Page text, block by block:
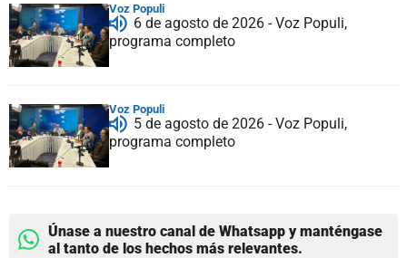
Voz Populi
6 de agosto de 2026 - Voz Populi,
programa completo
Voz Populi
5 de agosto de 2026 - Voz Populi,
programa completo
Únase a nuestro canal de Whatsapp y manténgase
al tanto de los hechos más relevantes.